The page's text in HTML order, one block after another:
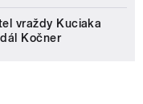
vraždy Kuciaka
Kočner